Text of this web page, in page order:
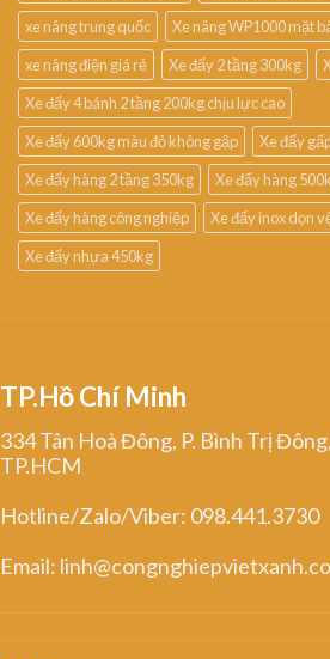
xe nâng trung quốc
Xe nâng WP1000 mặt
xe nâng điện giá rẻ
Xe đẩy 2 tầng 300kg
Xe đẩy 4 bánh 2 tầng 200kg chịu lực cao
Xe đẩy 600kg màu đỏ không gập
Xe đẩy
Xe đẩy hàng 2 tầng 350kg
Xe đẩy hàng
Xe đẩy hàng công nghiệp
Xe đẩy inox dọn
Xe đẩy nhựa 450kg
TP.Hồ Chí Minh
334 Tân Hoà Đông, P. Bình Trị
TP.HCM
Hotline/Zalo/Viber: 098.441.3730
Email: